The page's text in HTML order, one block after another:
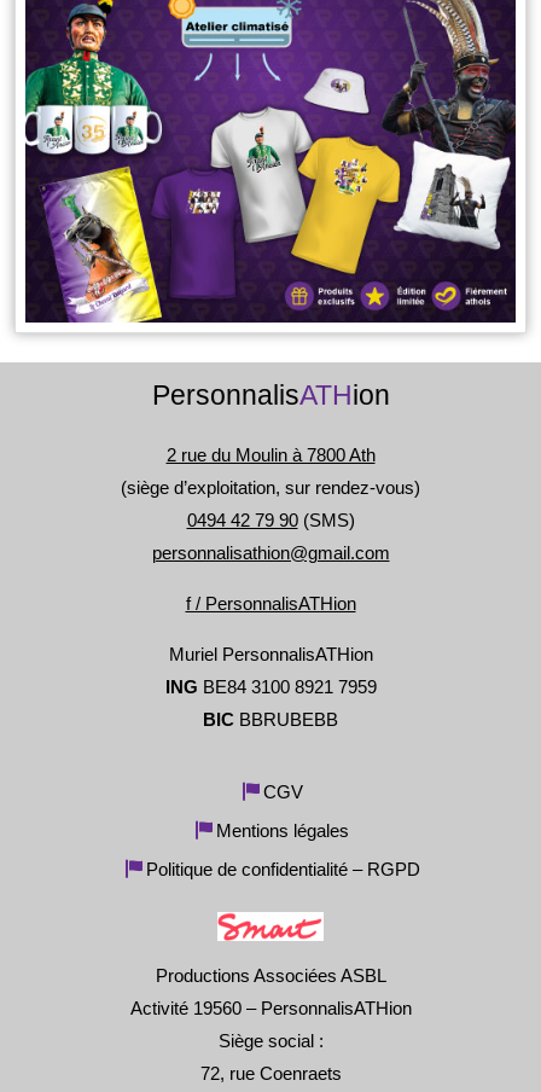
PersonnalisATHion
2 rue du Moulin à 7800 Ath
(siège d’exploitation, sur rendez-vous)
0494 42 79 90(SMS)
personnalisathion@gmail.com
f / PersonnalisATHion
Muriel PersonnalisATHion
ING BE84 3100 8921 7959
BIC BBRUBEBB
CGV
Mentions légales
Politique de confidentialité – RGPD
Productions Associées ASBL
Activité 19560 – PersonnalisATHion
Siège social :
72, rue Coenraets